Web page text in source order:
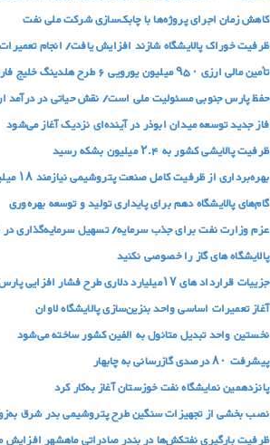
کاهش زمان اجرای پروژه‌ها با چابک‌سازی شرکت ملی نفت
ظرفیت خوراک پالایشگاه شازند افزایش یافت/ انجام تعمیرات
تأمین مالی ارزی ۹۵۰ میلیون یورویی ۶ طرح‌ هلدینگ خلیج‌ فارس
حفظ پارس جنوبی مسئولیت ملی است/ نقش حیاتی در درآمد
فاز جدید توسعه میدان ابوذر در آینده‌ای نزدیک آغاز می‌شود
ظرفیت پالایشی کشور به ۲.۴ میلیون بشکه رسید
بهره‌برداری از ظرفیت کامل صنعت پتروشیمی نیازمند ۱۸ میلیارد دلار سرمایه‌گذاری
گام‌های پالایشگاه دهم برای پایداری تولید و توسعه بهره‌وری
عزم وزارت نفت برای جذب سرمایه/ تسهیل سرمایه‌گذاری در
پالایشگاه های گاز را خصوصی نکنید
جزییات قرارداد های ۱۷میلیارد دلاری طرح فشار افزایی پارس جنوبی
آغاز تعمیرات اساسی واحد بنزین‌سازی پالایشگاه لاوان
نخستین واحد تبدیل متانول به الفین کشور ساخته می‌شود
پیشرفت ۸۰ درصدی گازرسانی به چابهار
پانزدهمین نمایشگاه نفت خوزستان آغاز به‌کار کرد
نصب بخشی از تجهیزات سنگین طرح پتروشیمی بدر شرق
ظرفیت بارگیری نفتکش‌ها در بندر صادراتی ماهشهر افزایش